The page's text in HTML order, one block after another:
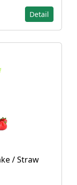
Detail
/ Straw